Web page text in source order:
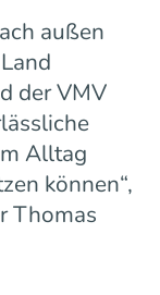
außen
der VMV
Alltag
können“,
Thomas